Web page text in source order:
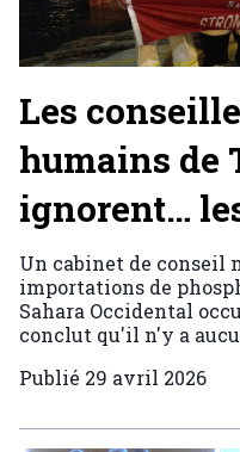
Les
humains de
ignorent…
Un cabinet de conseil
importations de
Sahara Occidental
conclut qu'il n'y a
Publié 29 avril 2026